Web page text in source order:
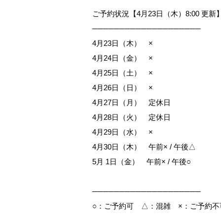
ご予約状況【4月23日（木）8:00 更新
────────────────────
4月23日（木） ×
4月24日（金） ×
4月25日（土） ×
4月26日（日） ×
4月27日（月） 定休日
4月28日（火） 定休日
4月29日（水） ×
4月30日（木） 午前× / 午後△
5月 1日（金） 午前× / 午後○
────────────────────
○：ご予約可 △：混雑 ×：ご予約不